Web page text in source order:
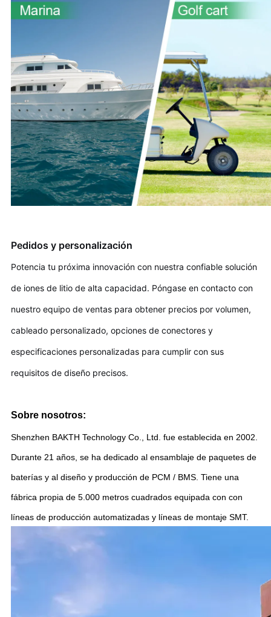
Pedidos y personalización
Potencia tu próxima innovación con nuestra confiable solución
de iones de litio de alta capacidad. Póngase en contacto con
nuestro equipo de ventas para obtener precios por volumen,
cableado personalizado, opciones de conectores y
especificaciones personalizadas para cumplir con sus
requisitos de diseño precisos.
Sobre nosotros:
Shenzhen BAKTH Technology Co., Ltd. fue establecida en 2002.
Durante 21 años, se ha dedicado al ensamblaje de paquetes de
baterías y al diseño y producción de PCM / BMS. Tiene una
fábrica propia de 5.000 metros cuadrados equipada con con
líneas de producción automatizadas y líneas de montaje SMT.